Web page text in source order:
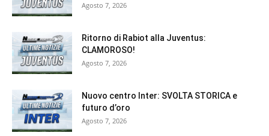
Agosto 7, 2026
Ritorno di Rabiot alla Juventus:
CLAMOROSO!
Agosto 7, 2026
Nuovo centro Inter: SVOLTA STORICA e
futuro d’oro
Agosto 7, 2026